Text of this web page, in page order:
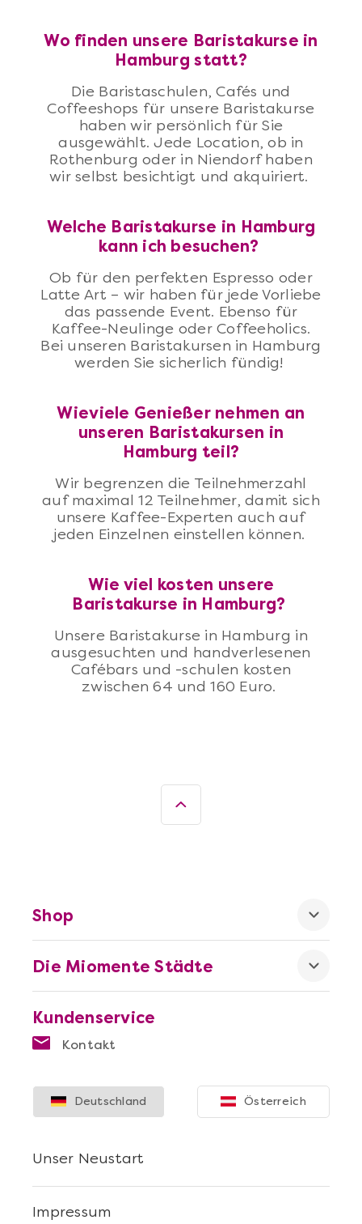
Wo finden unsere Baristakurse in
Hamburg statt?
Die Baristaschulen, Cafés und
Coffeeshops für unsere Baristakurse
haben wir persönlich für Sie
ausgewählt. Jede Location, ob in
Rothenburg oder in Niendorf haben
wir selbst besichtigt und akquiriert.
Welche Baristakurse in Hamburg
kann ich besuchen?
Ob für den perfekten Espresso oder
Latte Art – wir haben für jede Vorliebe
das passende Event. Ebenso für
Kaffee-Neulinge oder Coffeeholics.
Bei unseren Baristakursen in Hamburg
werden Sie sicherlich fündig!
Wieviele Genießer nehmen an
unseren Baristakursen in
Hamburg teil?
Wir begrenzen die Teilnehmerzahl
auf maximal 12 Teilnehmer, damit sich
unsere Kaffee-Experten auch auf
jeden Einzelnen einstellen können.
Wie viel kosten unsere
Baristakurse in Hamburg?
Unsere Baristakurse in Hamburg in
ausgesuchten und handverlesenen
Cafébars und -schulen kosten
zwischen 64 und 160 Euro.
Kundenservice
Kontakt
Die Miomente Städte
Shop
Impressum
Unser Neustart
Deutschland Österreich